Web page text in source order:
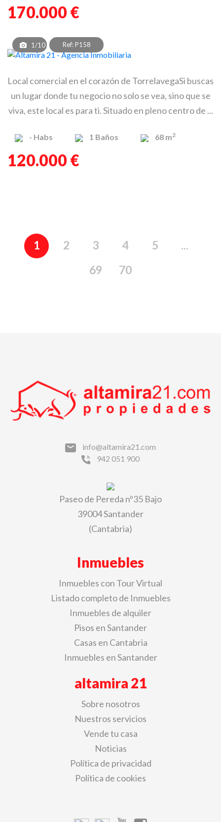
170.000 €
1/10 Ref: P158
Local comercial en el corazón de TorrelavegaSi buscas
un lugar donde tu negocio no solo se vea, sino que se
viva, este local es para ti. Situado en pleno centro de ...
- Habs 1 Baños 68 m2
120.000 €
1 2 3 4 5
...
69
70
info@altamira21.com
942 051 900
Paseo de Pereda nº35 Bajo
39004 Santander
(Cantabria)
Inmuebles
Inmuebles con Tour Virtual
Listado completo de Inmuebles
Inmuebles de alquiler
Pisos en Santander
Casas en Cantabria
Inmuebles en Santander
altamira 21
Sobre nosotros
Nuestros servicios
Vende tu casa
Noticias
Política de privacidad
Política de cookies